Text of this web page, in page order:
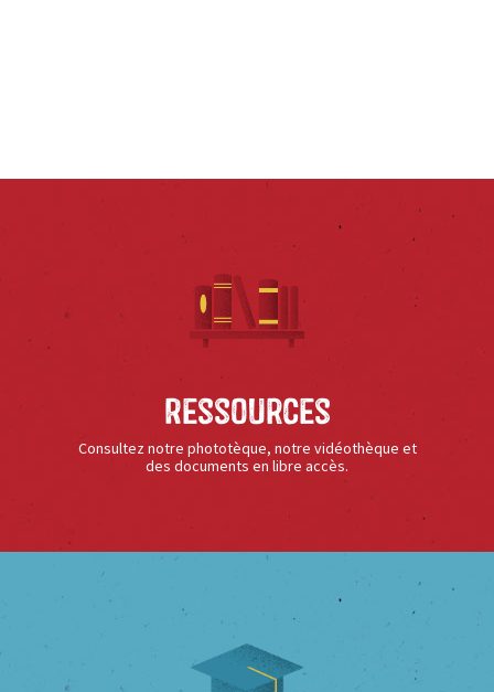
Ressources
Consultez notre phototèque, notre vidéothèque et
des documents en libre accès.